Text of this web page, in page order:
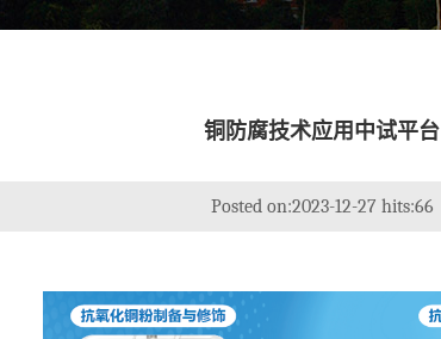
铜防腐技术应用中试平台
Posted on:2023-12-27 hits:66